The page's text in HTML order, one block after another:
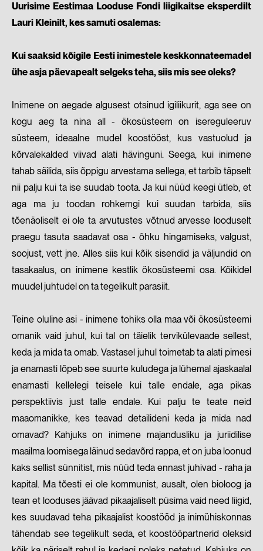
Uurisime Eestimaa Looduse Fondi liigikaitse eksperdilt
Lauri Kleinilt, kes samuti osalemas:
Kui saaksid kõigile Eesti inimestele keskkonnateemadel
ühe asja päevapealt selgeks teha, siis mis see oleks?
Inimene on aegade algusest otsinud igiliikurit, aga see on
kogu aeg ta nina all - ökosüsteem on isereguleeruv
süsteem, ideaalne mudel koostööst, kus vastuolud ja
kõrvalekalded viivad alati hävinguni. Seega, kui inimene
tahab säilida, siis õppigu arvestama sellega, et tarbib täpselt
nii palju kui ta ise suudab toota. Ja kui nüüd keegi ütleb, et
aga ma ju toodan rohkemgi kui suudan tarbida, siis
tõenäoliselt ei ole ta arvutustes võtnud arvesse looduselt
praegu tasuta saadavat osa - õhku hingamiseks, valgust,
soojust, vett jne. Alles siis kui kõik sisendid ja väljundid on
tasakaalus, on inimene kestlik ökosüsteemi osa. Kõikidel
muudel juhtudel on ta tegelikult parasiit.
Teine oluline asi - inimene tohiks olla maa või ökosüsteemi
omanik vaid juhul, kui tal on täielik tervikülevaade sellest,
keda ja mida ta omab. Vastasel juhul toimetab ta alati pimesi
ja enamasti lõpeb see suurte kuludega ja lühemal ajaskaalal
enamasti kellelegi teisele kui talle endale, aga pikas
perspektiivis just talle endale. Kui palju te teate neid
maaomanikke, kes teavad detailideni keda ja mida nad
omavad? Kahjuks on inimene majandusliku ja juriidilise
maailma loomisega läinud sedavõrd rappa, et on juba loonud
kaks sellist sünnitist, mis nüüd teda ennast juhivad - raha ja
kapital. Ma tõesti ei ole kommunist, ausalt, olen bioloog ja
tean et looduses jäävad pikaajaliselt püsima vaid need liigid,
kes suudavad teha pikaajalist koostööd ja inimühiskonnas
tähendab see tegelikult seda, et koostööpartnerid oleksid